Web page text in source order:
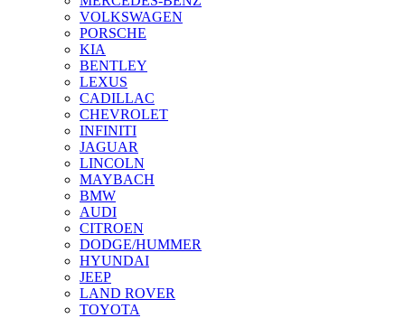
VOLKSWAGEN
PORSCHE
KIA
BENTLEY
LEXUS
CADILLAC
CHEVROLET
INFINITI
JAGUAR
LINCOLN
MAYBACH
BMW
AUDI
CITROEN
DODGE/HUMMER
HYUNDAI
JEEP
LAND ROVER
TOYOTA